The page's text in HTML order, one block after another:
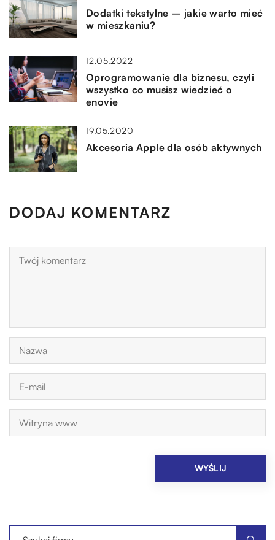
Dodatki tekstylne – jakie warto mieć
w mieszkaniu?
12.05.2022
Oprogramowanie dla biznesu, czyli
wszystko co musisz wiedzieć o
enovie
19.05.2020
Akcesoria Apple dla osób aktywnych
DODAJ KOMENTARZ